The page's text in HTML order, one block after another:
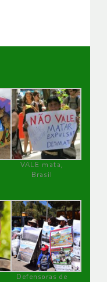
VALE mata,
Brasil
Defensoras de